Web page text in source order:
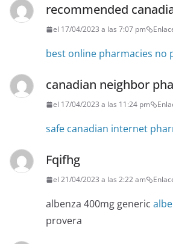
recommended
el 17/04/2023 a las 7:07 pm
best online pharmacies no
canadian neighbor
el 17/04/2023 a las 11:24 pm
safe canadian internet
Fqifhg
el 21/04/2023 a las 2:22 am
albenza 400mg generic
provera